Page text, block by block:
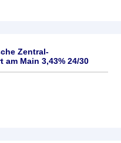
Zentral-
Main 3,43% 24/30